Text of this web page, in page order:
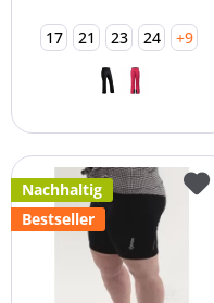
17 21 23 24 +9
Nachhaltig
Bestseller